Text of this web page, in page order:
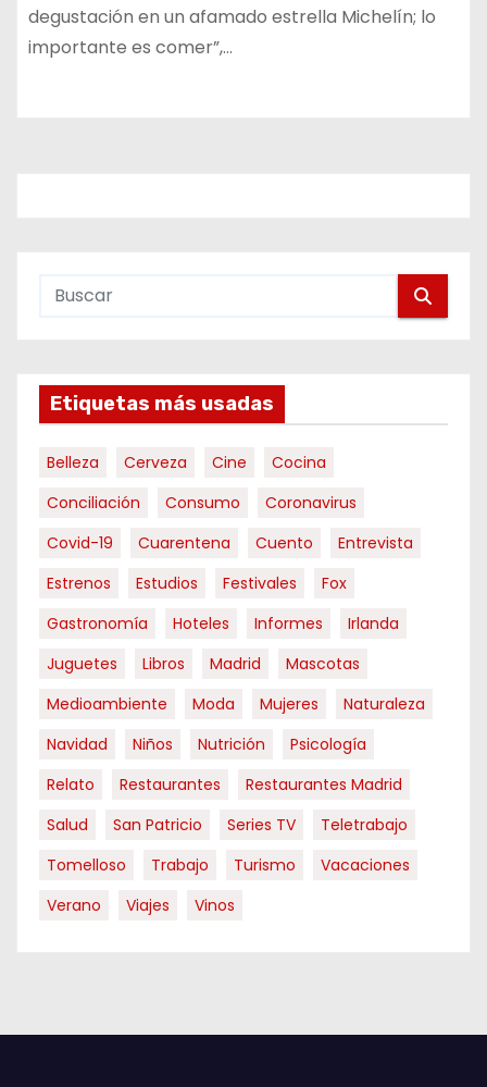
degustación en un afamado estrella Michelín; lo
importante es comer”,…
Etiquetas más usadas
Belleza Cerveza Cine
Cocina
Conciliación
Consumo
Coronavirus
Covid-19
Cuarentena Cuento
Entrevista
Estrenos
Estudios Festivales
Fox
Gastronomía
Hoteles Informes
Irlanda
Juguetes
Libros Madrid
Mascotas
Medioambiente
Moda Mujeres
Naturaleza
Navidad
Niños Nutrición
Psicología
Relato
Restaurantes
Restaurantes Madrid
Salud
San Patricio Series TV
Teletrabajo
Tomelloso
Trabajo Turismo
Vacaciones
Verano
Viajes Vinos